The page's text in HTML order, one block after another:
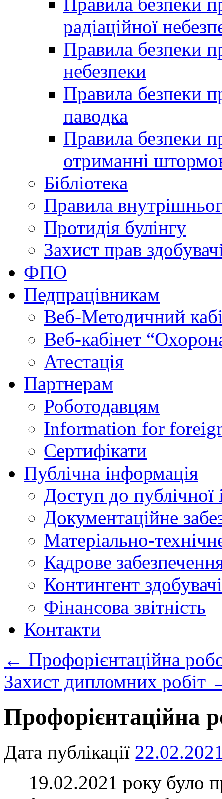
радіаційної
Правила безпеки
небезпеки
Правила безпеки
паводка
Правила безпеки
отриманні
Бібліотека
Правила
Протидія булінгу
Захист прав
ФПО
Педпрацівникам
Веб-Методичний
Веб-кабінет
Атестація
Партнерам
Роботодавцям
Information for
Сертифікати
Публічна інформація
Доступ до публічної
Документаційне
Матеріально-
Кадрове
Контингент
Фінансова звітність
Контакти
← Профорієнтаційна
Захист дипломних робіт
Профорієнтаційна
Дата публікації
19.02.2021 року було